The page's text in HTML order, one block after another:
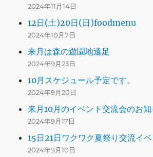
2024年11月14日
12日(土)20日(日)foodmenu
2024年10月7日
来月は森の遊園地遠足
2024年9月23日
10月スケジュール予定です。
2024年9月20日
来月10月のイベント交流会のお
2024年9月17日
15日21日ワクワク夏祭り交流イ
2024年9月10日